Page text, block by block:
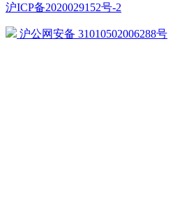
沪ICP备2020029152号-2
沪公网安备 31010502006288号